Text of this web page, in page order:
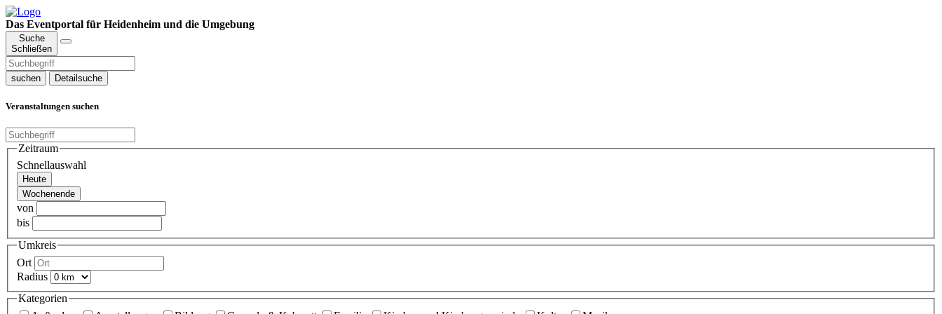
Das Eventportal für Heidenheim und die Umgebung
Suche
Schließen
suchen Detailsuche
Veranstaltungen suchen
Zeitraum
Schnellauswahl
Heute
Wochenende
von
bis
Umkreis
Ort
Radius
Kategorien